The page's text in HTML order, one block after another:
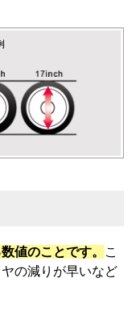
値のことです。
こ
の減りが早いなど